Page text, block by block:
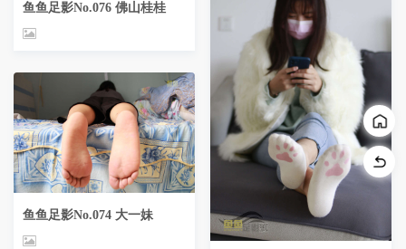
鱼鱼足影No.076 佛山桂桂
鱼鱼足影No.074 大一妹